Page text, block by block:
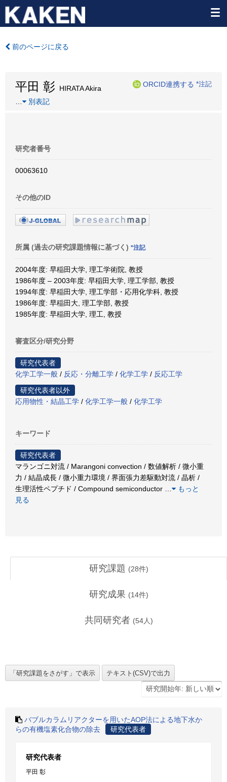
前のページに戻る
平田 彰 HIRATA Akira
ORCID連携する *注記
別表記
研究者番号
00063610
その他のID
所属 (過去の研究課題情報に基づく) *注記
2004年度: 早稲田大学, 理工学術院, 教授
1986年度 – 2003年度: 早稲田大学, 理工学部, 教授
1994年度: 早稲田大学, 理工学部・応用化学科, 教授
1986年度: 早稲田大, 理工学部, 教授
1985年度: 早稲田大学, 理工, 教授
審査区分/研究分野
研究代表者
化学工学一般 / 反応・分離工学 / 化学工学 / 反応工学
研究代表者以外
応用物性・結晶工学 / 化学工学一般 / 化学工学
キーワード
研究代表者
マランゴニ対流 / Marangoni convection / 数値解析 / 微小重
力 / 結晶成長 / 微小重力環境 / 界面張力差駆動対流 / 晶析 /
生理活性ペプチド / Compound semiconductor
もっと
見る
研究課題 (28件)
研究成果 (14件)
共同研究者 (54人)
バブルカラムリアクターを用いたAOP法による地下水か
らの有機塩素化合物の除去
研究代表者
研究代表者
平田 彰